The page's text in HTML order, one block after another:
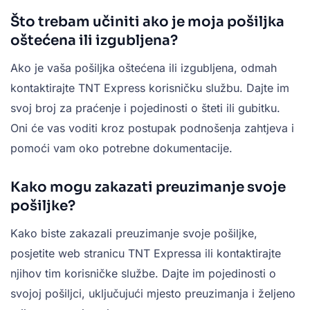
Što trebam učiniti ako je moja pošiljka
oštećena ili izgubljena?
Ako je vaša pošiljka oštećena ili izgubljena, odmah
kontaktirajte TNT Express korisničku službu. Dajte im
svoj broj za praćenje i pojedinosti o šteti ili gubitku.
Oni će vas voditi kroz postupak podnošenja zahtjeva i
pomoći vam oko potrebne dokumentacije.
Kako mogu zakazati preuzimanje svoje
pošiljke?
Kako biste zakazali preuzimanje svoje pošiljke,
posjetite web stranicu TNT Expressa ili kontaktirajte
njihov tim korisničke službe. Dajte im pojedinosti o
svojoj pošiljci, uključujući mjesto preuzimanja i željeno